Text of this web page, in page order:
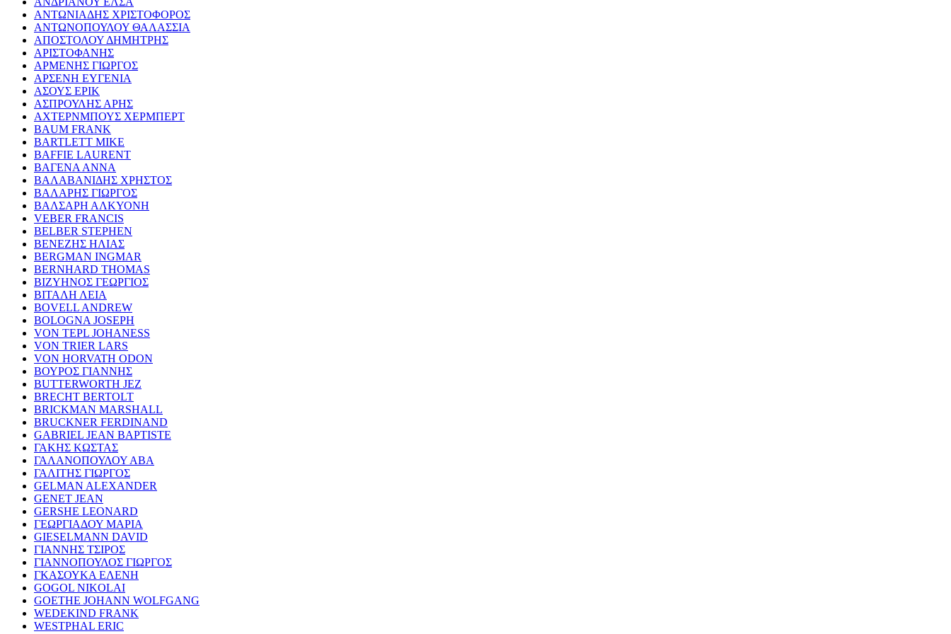
ΑΝΤΩΝΙΑΔΗΣ ΧΡΙΣΤΟΦΟΡΟΣ
ΑΝΤΩΝΟΠΟΥΛΟΥ ΘΑΛΑΣΣΙΑ
ΑΠΟΣΤΟΛΟΥ ΔΗΜΗΤΡΗΣ
ΑΡΙΣΤΟΦΑΝΗΣ
ΑΡΜΕΝΗΣ ΓΙΩΡΓΟΣ
ΑΡΣΕΝΗ ΕΥΓΕΝΙΑ
ΑΣΟΥΣ ΕΡΙΚ
ΑΣΠΡΟΥΛΗΣ ΑΡΗΣ
ΑΧΤΕΡΝΜΠΟΥΣ ΧΕΡΜΠΕΡΤ
BAUM FRANK
BARTLETT MIKE
BAFFIE LAURENT
ΒΑΓΕΝΑ ΑΝΝΑ
ΒΑΛΑΒΑΝΙΔΗΣ ΧΡΗΣΤΟΣ
ΒΑΛΑΡΗΣ ΓΙΩΡΓΟΣ
ΒΑΛΣΑΡΗ ΑΛΚΥΟΝΗ
VEBER FRANCIS
BELBER STEPHEN
ΒΕΝΕΖΗΣ ΗΛΙΑΣ
BERGMAN INGMAR
BERNHARD THOMAS
ΒΙΖΥΗΝΟΣ ΓΕΩΡΓΙΟΣ
ΒΙΤΑΛΗ ΛΕΙΑ
BOVELL ANDREW
BOLOGNA JOSEPH
VON TEPL JOHANESS
VON TRIER LARS
VON HORVATH ODON
ΒΟΥΡΟΣ ΓΙΑΝΝΗΣ
BUTTERWORTH JEZ
BRECHT BERTOLT
BRICKMAN MARSHALL
BRUCKNER FERDINAND
GABRIEL JEAN BAPTISTE
ΓΑΚΗΣ ΚΩΣΤΑΣ
ΓΑΛΑΝΟΠΟΥΛΟΥ ΑΒΑ
ΓΑΛΙΤΗΣ ΓΙΩΡΓΟΣ
GELMAN ALEXANDER
GENET JEAN
GERSHE LEONARD
ΓΕΩΡΓΙΑΔΟΥ ΜΑΡΙΑ
GIESELMANN DAVID
ΓΙΑΝΝΗΣ ΤΣΙΡΟΣ
ΓΙΑΝΝΟΠΟΥΛΟΣ ΓΙΩΡΓΟΣ
ΓΚΑΣΟΥΚΑ ΕΛΕΝΗ
GOGOL NIKOLAI
GOETHE JOHANN WOLFGANG
WEDEKIND FRANK
WESTPHAL ERIC